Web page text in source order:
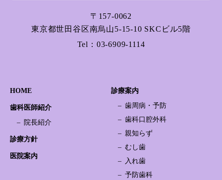
〒157-0062
東京都世田谷区南烏山5-15-10 SKCビル5階
Tel： 03-6909-1114
HOME
歯科医師紹介
院長紹介
診療方針
医院案内
診療案内
歯周病・予防
歯科口腔外科
親知らず
むし歯
入れ歯
予防歯科